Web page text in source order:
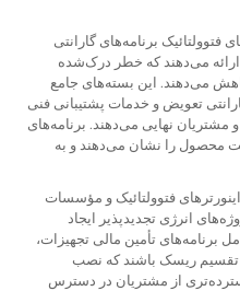
فتوولتائیک برنامه‌های گارانتی
می‌دهند که خطر درک‌شده
می‌دهند. این بسته‌های جامع
تعویض و خدمات پشتیبانی فنی
نهایی می‌دهند. برنامه‌های
محصول را نشان می‌دهند و به
فتوولتائیک و مؤسسات
انرژی تجدیدپذیر ایجاد
تأمین مالی تجهیزات،
تقسیم ریسک باشند که نصب
از مشتریان در دسترس